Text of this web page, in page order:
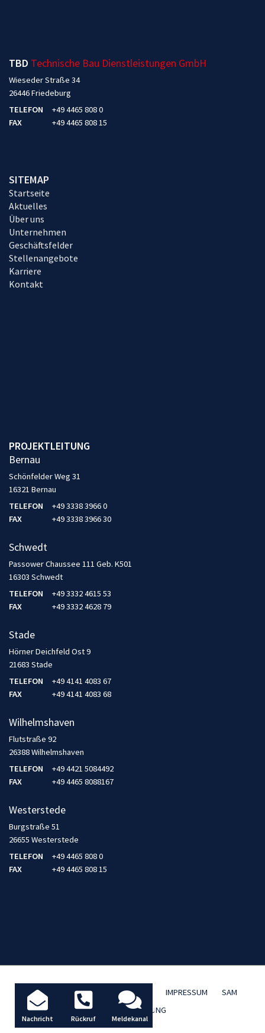
Nachricht Rückruf Meldekanal
TBD Technische Bau Dienstleistungen GmbH
Wieseder Straße 34
26446 Friedeburg
TELEFON
+49 4465 808 0
FAX
+49 4465 808 15
SITEMAP
Startseite
Aktuelles
Über uns
Unternehmen
Geschäftsfelder
Stellenangebote
Karriere
Kontakt
PROJEKTLEITUNG
Bernau
Schönfelder Weg 31
16321 Bernau
TELEFON
+49 3338 3966 0
FAX
+49 3338 3966 30
Schwedt
Passower Chaussee 111 Geb. K501
16303 Schwedt
TELEFON
+49 3332 4615 53
FAX
+49 3332 4628 79
Stade
Hörner Deichfeld Ost 9
21683 Stade
TELEFON
+49 4141 4083 67
FAX
+49 4141 4083 68
Wilhelmshaven
Flutstraße 92
26388 Wilhelmshaven
TELEFON
+49 4421 5084492
FAX
+49 4465 8088167
Westerstede
Burgstraße 51
26655 Westerstede
TELEFON
+49 4465 808 0
FAX
+49 4465 808 15
AKTUELLES / BLOG DATENSCHUTZ IMPRESSUM
SAM
TBD FERNWARTUNG